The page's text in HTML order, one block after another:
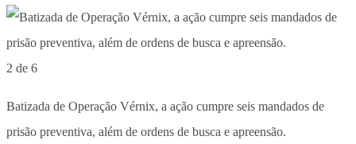
2 de 6
Batizada de Operação Vérnix, a ação cumpre seis mandados de
prisão preventiva, além de ordens de busca e apreensão.